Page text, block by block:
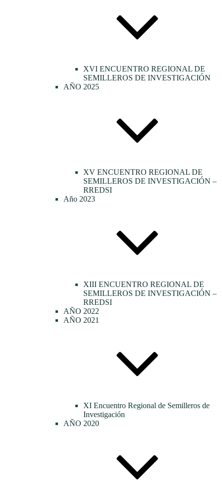
XVI ENCUENTRO REGIONAL DE
SEMILLEROS DE INVESTIGACIÓN
AÑO 2025
XV ENCUENTRO REGIONAL DE
SEMILLEROS DE INVESTIGACIÓN –
RREDSI
Año 2023
XIII ENCUENTRO REGIONAL DE
SEMILLEROS DE INVESTIGACIÓN –
RREDSI
AÑO 2022
AÑO 2021
XI Encuentro Regional de Semilleros de
Investigación
AÑO 2020